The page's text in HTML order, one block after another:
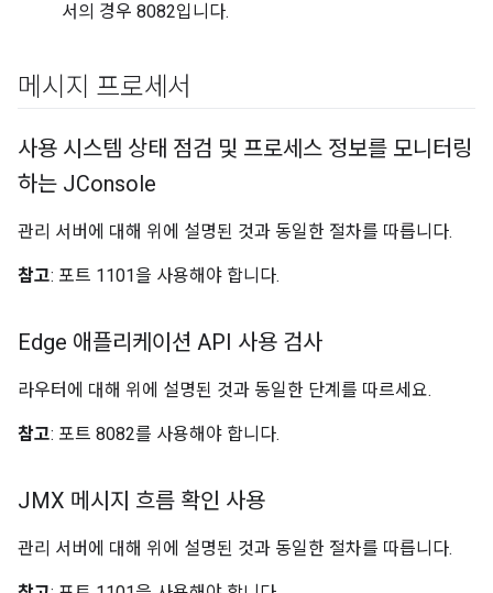
서의 경우 8082입니다.
메시지 프로세서
사용 시스템 상태 점검 및 프로세스 정보를 모니터링
하는 JConsole
관리 서버에 대해 위에 설명된 것과 동일한 절차를 따릅니다.
참고: 포트 1101을 사용해야 합니다.
Edge 애플리케이션 API 사용 검사
라우터에 대해 위에 설명된 것과 동일한 단계를 따르세요.
참고: 포트 8082를 사용해야 합니다.
JMX 메시지 흐름 확인 사용
관리 서버에 대해 위에 설명된 것과 동일한 절차를 따릅니다.